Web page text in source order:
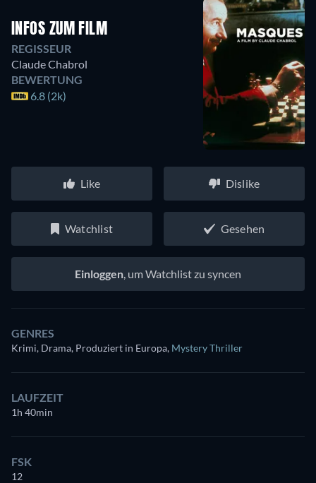
INFOS ZUM FILM
REGISSEUR
Claude Chabrol
BEWERTUNG
6.8 (2k)
Like Dislike
Watchlist Gesehen
Einloggen, um Watchlist zu syncen
GENRES
Krimi, Drama, Produziert in Europa, Mystery Thriller
LAUFZEIT
1h 40min
FSK
12